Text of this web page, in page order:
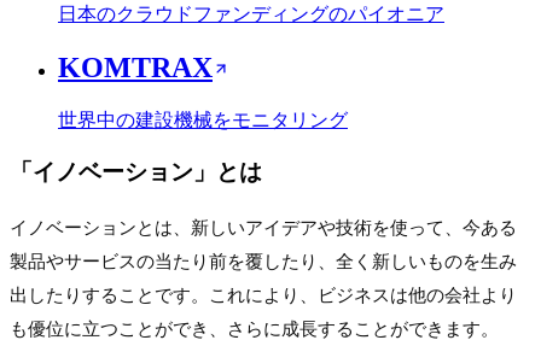
日本のクラウドファンディングのパイオニア
KOMTRAX
世界中の建設機械をモニタリング
「イノベーション 」とは
イノベーションとは、新しいアイデアや技術を使って、今ある
製品やサービスの当たり前を覆したり、全く新しいものを生み
出したりすることです。これにより、ビジネスは他の会社より
も優位に立つことができ、さらに成長することができます。